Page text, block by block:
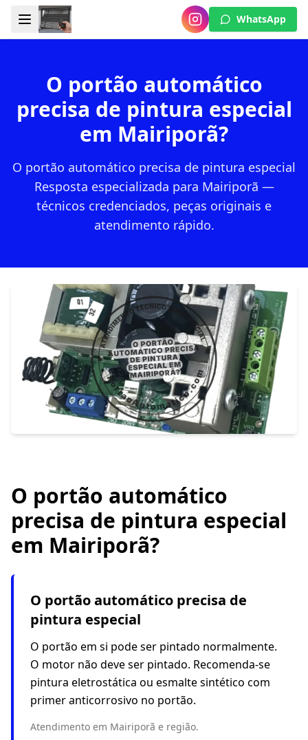
WhatsApp
O portão automático
precisa de pintura especial
em Mairiporã?
O portão automático precisa de pintura especial
Resposta especializada para Mairiporã —
técnicos credenciados, peças originais e
atendimento rápido.
O portão automático
precisa de pintura especial
em Mairiporã?
O portão automático precisa de
pintura especial
O portão em si pode ser pintado normalmente.
O motor não deve ser pintado. Recomenda-se
pintura eletrostática ou esmalte sintético com
primer anticorrosivo no portão.
Atendimento em Mairiporã e região.